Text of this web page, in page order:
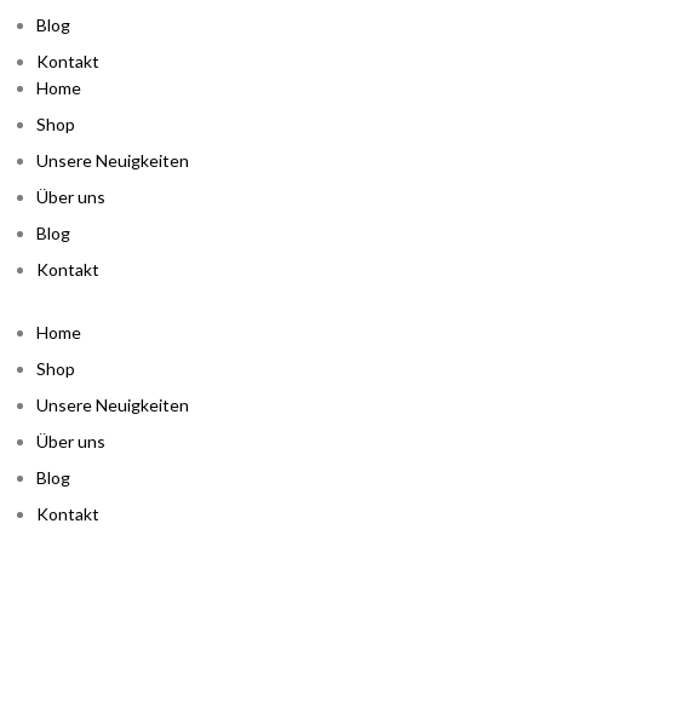
Blog
Kontakt
Home
Shop
Unsere Neuigkeiten
Über uns
Blog
Kontakt
Home
Shop
Unsere Neuigkeiten
Über uns
Blog
Kontakt